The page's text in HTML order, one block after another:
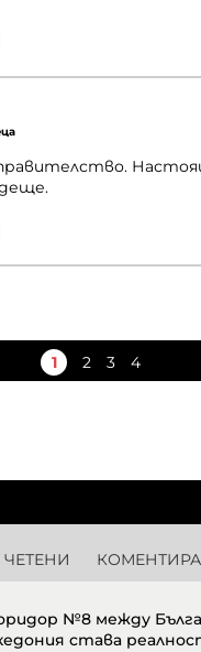
1 2 3 4
ЧЕТЕНИ
№8 между
става